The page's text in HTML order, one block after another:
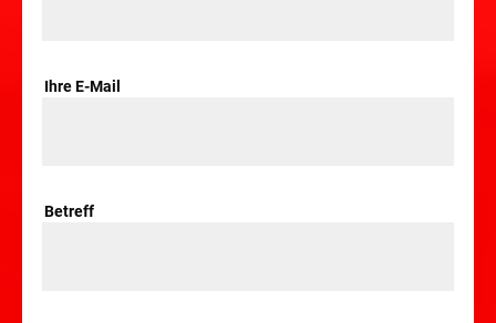
Ihre E-Mail
Betreff